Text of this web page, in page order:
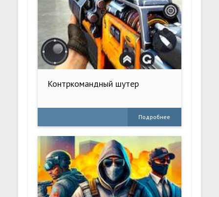
Контркомандный шутер
Подробнее